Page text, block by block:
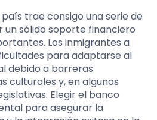
trae consigo una serie de
un sólido soporte financiero
Los inmigrantes a
para adaptarse al
debido a barreras
culturales y, en algunos
Elegir el banco
para asegurar la